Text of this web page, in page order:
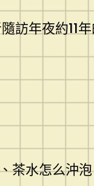
年夜約11
茶水怎么沖